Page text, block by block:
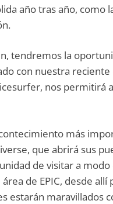
año tras año,
tendremos la
con nuestra reciente
nos
más
que abrirá sus
de visitar a
de EPIC, desde
estarán maravillados